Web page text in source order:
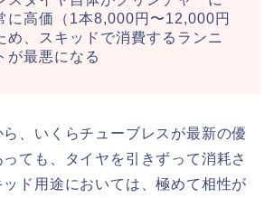
に高価（1本8,000円〜12,000円
め、スキッドで消費するランニ
が最悪になる
、いくらチューブレスが最新の優
ても、タイヤを引きずって消耗さ
ド用途においては、極めて相性が